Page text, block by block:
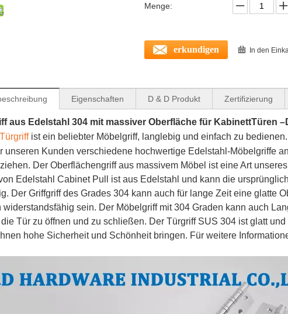
Menge:
erkundigen In den
Eigenschaften D & D Produkt Zertifizierung
aus Edelstahl 304 mit massiver Oberfläche für KabinettTüren
ist ein beliebter Möbelgriff, langlebig und einfach zu
unseren Kunden verschiedene hochwertige Edelstahl-Möbelgriffe
Der Oberflächengriff aus massivem Möbel ist eine Art
Edelstahl Cabinet Pull
ist aus Edelstahl und kann die
Der Griffgriff des Grades 304 kann auch für lange Zeit eine glatte
widerstandsfähig sein. Der Möbelgriff mit 304 Graden kann auch
die Tür zu öffnen und zu schließen. Der Türgriff SUS 304 ist glatt
hohe Sicherheit und Schönheit bringen. Für weitere